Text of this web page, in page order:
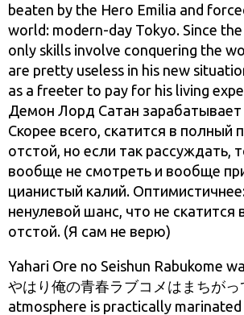
beaten by the Hero Emilia and
world: modern-day Tokyo. Since the
only skills involve conquering the
are pretty useless in his new
as a freeter to pay for his living
Демон Лорд Сатан зарабатывает
Скорее всего, скатится в полный
отстой, но если так рассуждать,
вообще не смотреть и вообще
цианистый калий.
ненулевой шанс, что не скатится
отстой. (Я сам не верю)
Yahari Ore no Seishun Rabukome
やはり俺の青春ラブコメはまちが
atmosphere is practically marinated